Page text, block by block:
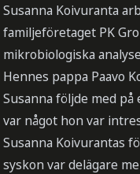
Susanna Koivuranta
familjeföretaget PK
mikrobiologiska
Hennes pappa Paavo
Susanna följde med
var något hon var
Susanna Koivurantas
syskon var delägare